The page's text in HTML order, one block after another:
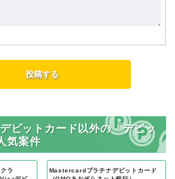
ビットカード以外の「デビッ
気案件
ラ
Mastercardプラチナデビットカード